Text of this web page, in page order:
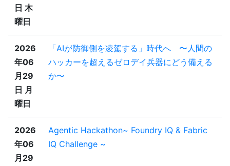
日 木
曜日
2026
年06
月29
日 月
曜日
「AIが防御側を凌駕する」時代へ 〜人間の
ハッカーを超えるゼロデイ兵器にどう備える
か〜
2026
年06
月29
Agentic Hackathon~ Foundry IQ & Fabric
IQ Challenge ~